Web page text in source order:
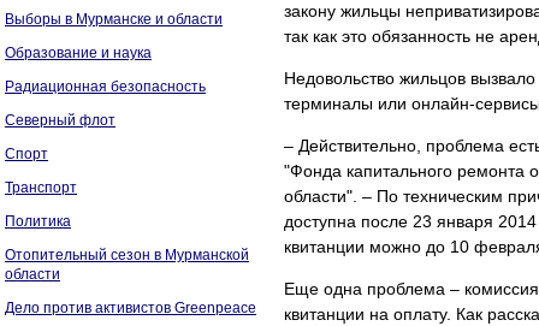
Выборы в Мурманске и области
Образование и наука
Радиационная безопасность
Северный флот
Спорт
Транспорт
Политика
Отопительный сезон в Мурманской
области
Дело против активистов Greenpeace
закону жильцы
так как это обязанность не
Недовольство жильцов
терминалы или онлайн-
– Действительно, проблема
"Фонда капитального ремонта
области". – По техническим
доступна после 23 января
квитанции можно до 10
Еще одна проблема –
квитанции на оплату. Как